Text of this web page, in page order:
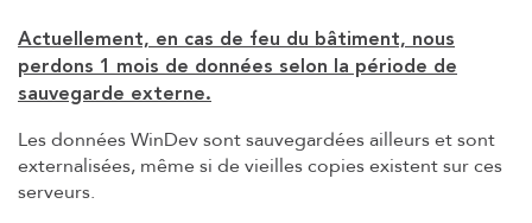
Actuellement, en cas de feu du bâtiment, nous
perdons 1 mois de données selon la période de
sauvegarde externe.
Les données WinDev sont sauvegardées ailleurs et sont
externalisées, même si de vieilles copies existent sur ces
serveurs.